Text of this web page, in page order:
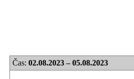
Čas: 02.08.2023 – 05.08.2023